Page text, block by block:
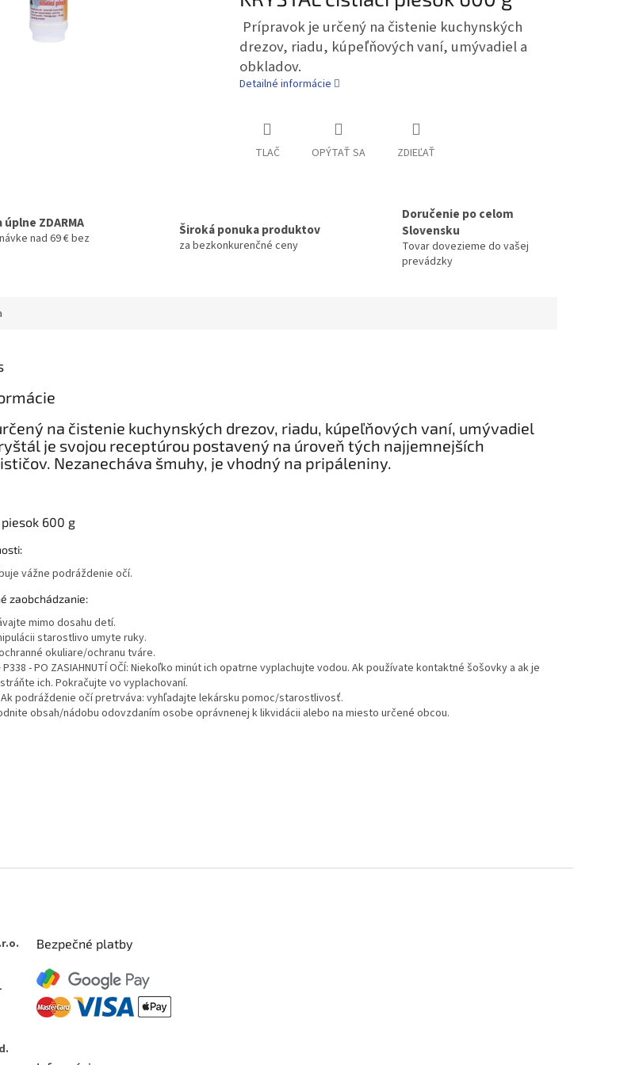
Prípravok je určený na čistenie kuchynských
drezov, riadu, kúpeľňových vaní, umývadiel a
obkladov.
Detailné informácie
TLAČ OPÝTAŤ SA ZDIEĽAŤ
úplne ZDARMA
nad 69 € bez
Široká ponuka produktov
za bezkonkurenčné ceny
Doručenie po celom
Slovensku
Tovar dovezieme do vašej
prevádzky
na čistenie kuchynských drezov, riadu, kúpeľňových vaní, umývadiel
je svojou receptúrou postavený na úroveň tých najjemnejších
Nezanecháva šmuhy, je vhodný na pripáleniny.
piesok 600 g
vážne podráždenie očí.
zaobchádzanie:
mimo dosahu detí.
starostlivo umyte ruky.
okuliare/ochranu tváre.
P338 - PO ZASIAHNUTÍ OČÍ: Niekoľko minút ich opatrne vyplachujte vodou. Ak používate kontaktné šošovky a ak je
ich. Pokračujte vo vyplachovaní.
Ak podráždenie očí pretrváva: vyhľadajte lekársku pomoc/starostlivosť.
obsah/nádobu odovzdaním osobe oprávnenej k likvidácii alebo na miesto určené obcou.
Bezpečné platby